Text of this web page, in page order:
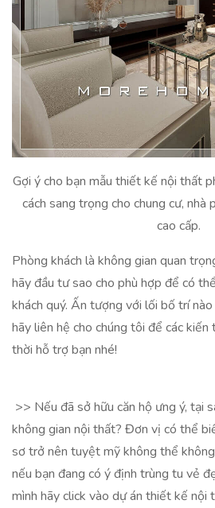
Gợi ý cho bạn mẫu thiết kế nội thất
cách sang trọng cho chung cư, nhà
cao cấp.
Phòng khách là không gian quan
hãy đầu tư sao cho phù hợp để có
khách quý. Ấn tượng với lối bố trí
hãy liên hệ cho chúng tôi để các
thời hỗ trợ bạn nhé!
>> Nếu đã sở hữu căn hộ ưng ý, tại
không gian nội thất? Đơn vị có thể
sơ trở nên tuyệt mỹ không thể
nếu bạn đang có ý định trùng tu vẻ
mình hãy click vào dự án thiết kế nội